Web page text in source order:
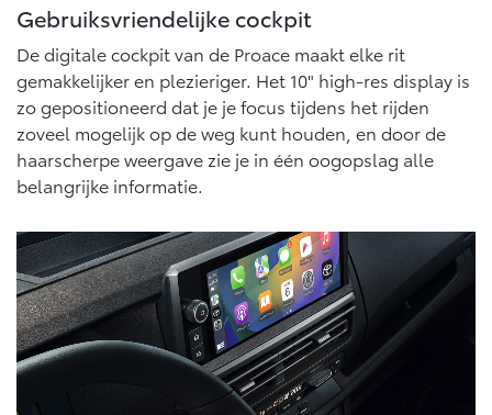
Mirai
WATERSTOF-ELEKTRISCH
Vanaf € 76.695,-
Proace City (excl. BTW)
OOK ALS BATTERIJ-
ELEKTRISCH
Proace (excl. BTW)
OOK ALS BATTERIJ-
ELEKTRISCH
Proace Verso
BATTERIJ-ELEKTRISCH
Gebruiksvriendelijke cockpit
De digitale cockpit van de Proace maakt elke rit
gemakkelijker en plezieriger. Het 10" high-res display is
zo gepositioneerd dat je je focus tijdens het rijden
zoveel mogelijk op de weg kunt houden, en door de
haarscherpe weergave zie je in één oogopslag alle
belangrijke informatie.